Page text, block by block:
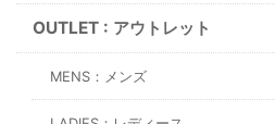
OUTLET : アウトレット
MENS：メンズ